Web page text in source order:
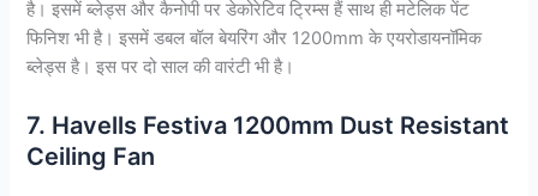
है। इसमें ब्लेड्स और कैनोपी पर डेकोरेटिव ट्रिम्स हैं साथ ही मटेलिक पेंट
फिनिश भी है। इसमें डबल बॉल बेयरिंग और 1200mm के एयरोडायनॉमिक
ब्लेड्स है। इस पर दो साल की वारंटी भी है।
7. Havells Festiva 1200mm Dust Resistant
Ceiling Fan